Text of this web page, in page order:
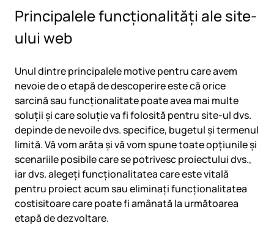
Principalele funcționalități ale site-
ului web
Unul dintre principalele motive pentru care avem
nevoie de o etapă de descoperire este că orice
sarcină sau funcționalitate poate avea mai multe
soluții și care soluție va fi folosită pentru site-ul dvs.
depinde de nevoile dvs. specifice, bugetul și termenul
limită. Vă vom arăta și vă vom spune toate opțiunile și
scenariile posibile care se potrivesc proiectului dvs.,
iar dvs. alegeți funcționalitatea care este vitală
pentru proiect acum sau eliminați funcționalitatea
costisitoare care poate fi amânată la următoarea
etapă de dezvoltare.